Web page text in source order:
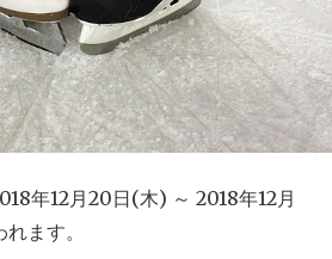
年12月20日(木) ～ 2018年12月
ます。